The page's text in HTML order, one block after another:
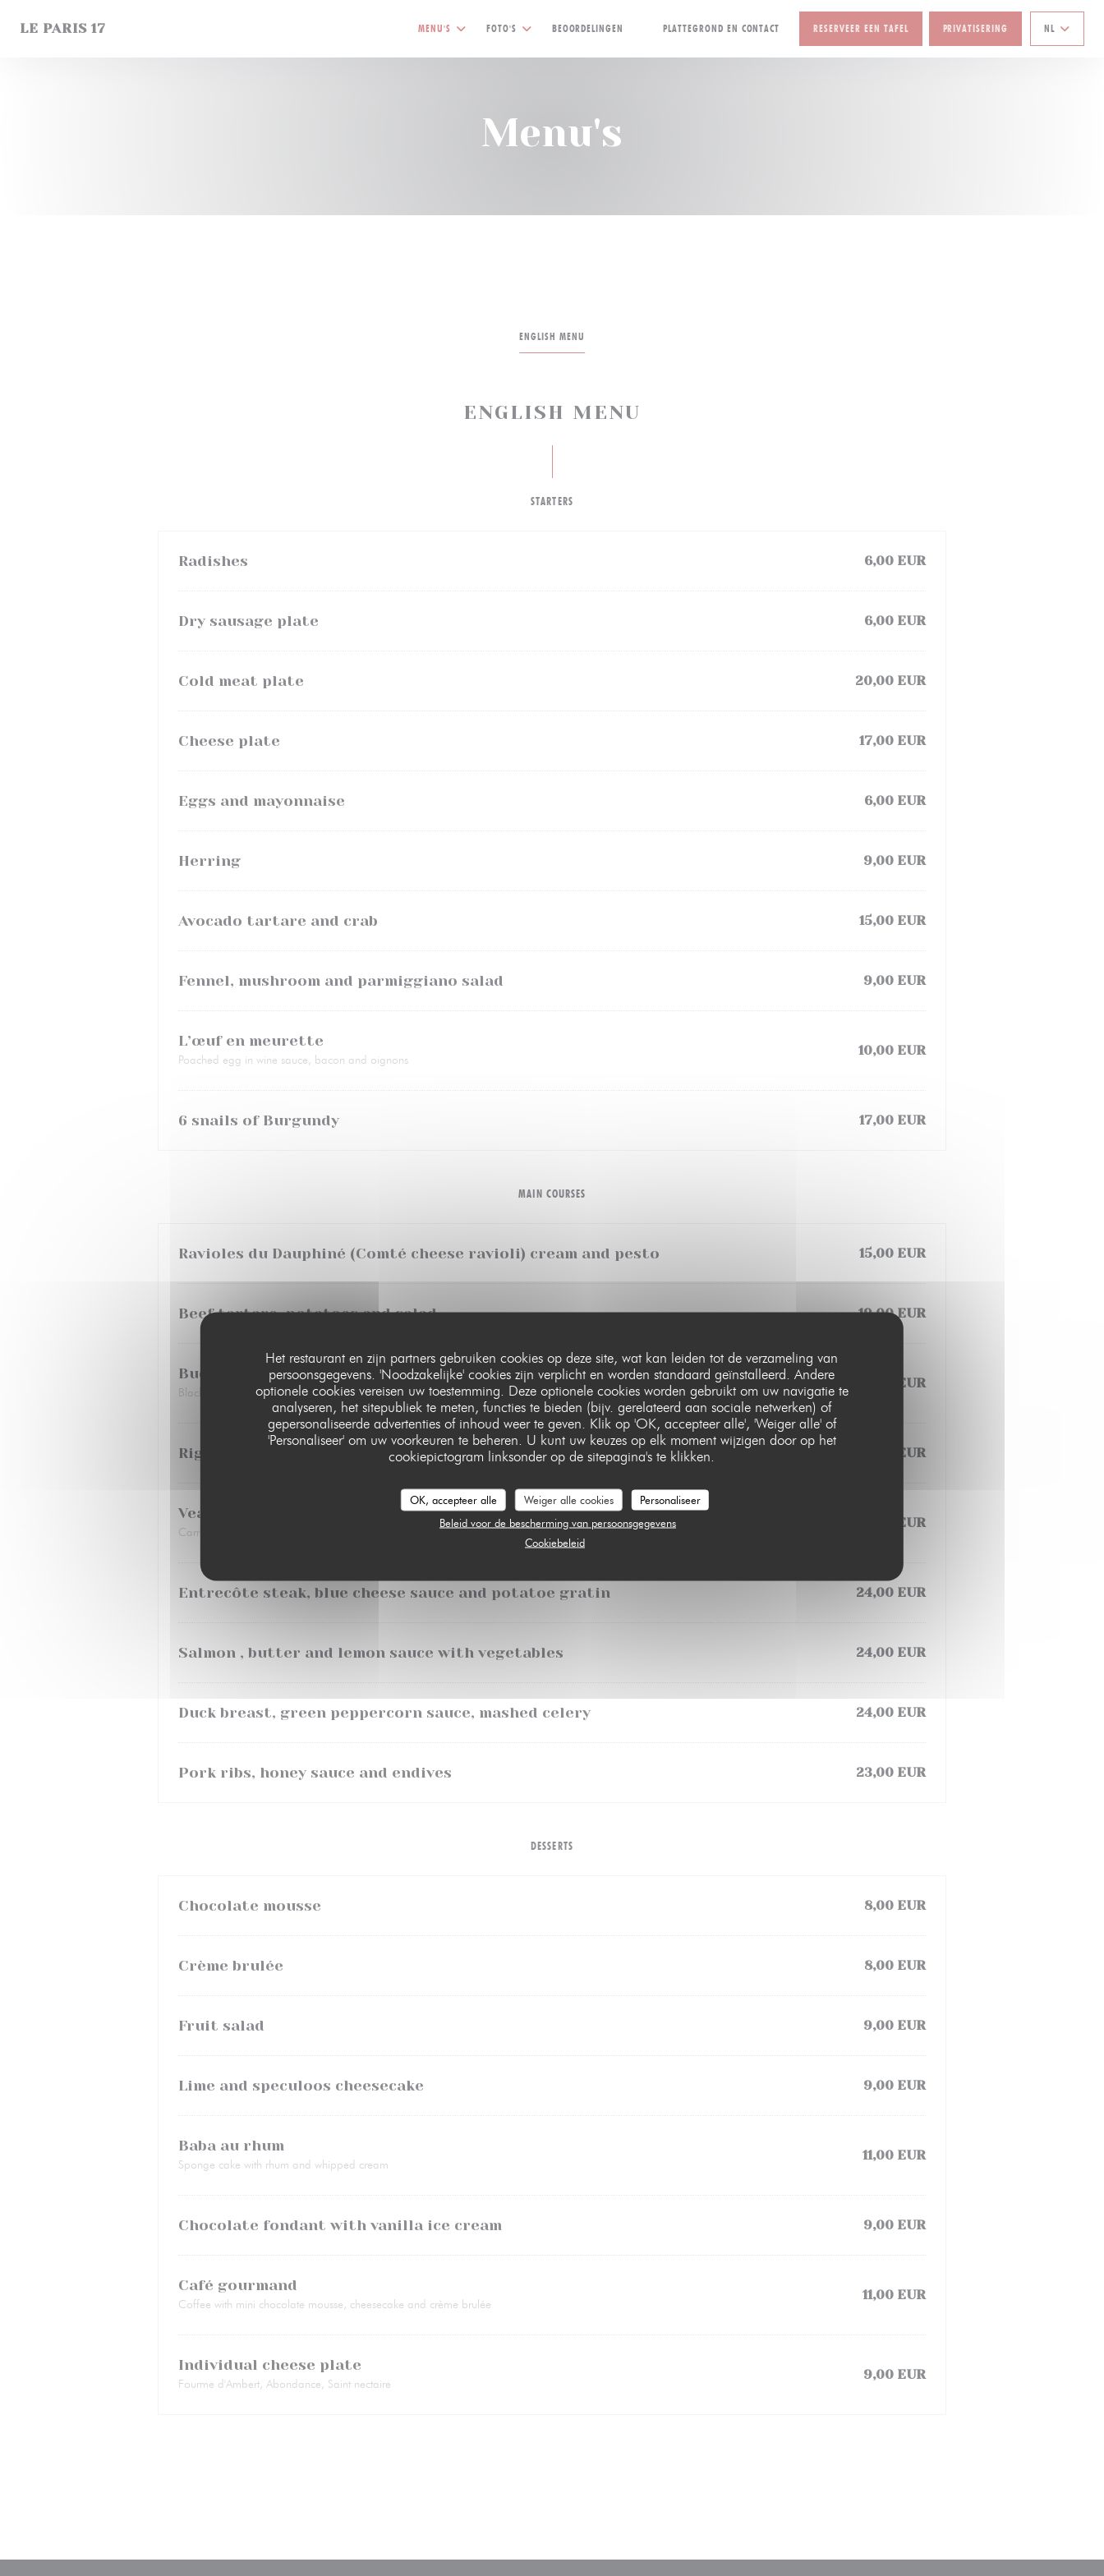
Het restaurant en zijn partners gebruiken cookies op deze site, wat kan leiden tot de verzameling van
persoonsgegevens. 'Noodzakelijke' cookies zijn verplicht en worden standaard geïnstalleerd. Andere
optionele cookies vereisen uw toestemming. Deze optionele cookies worden gebruikt om uw navigatie te
analyseren, het sitepubliek te meten, functies te bieden (bijv. gerelateerd aan sociale netwerken) of
gepersonaliseerde advertenties of inhoud weer te geven. Klik op 'OK, accepteer alle', 'Weiger alle' of
'Personaliseer' om uw voorkeuren te beheren. U kunt uw keuzes op elk moment wijzigen door op het
cookiepictogram linksonder op de sitepagina's te klikken.
OK, accepteer alle Weiger alle cookies
Personaliseer
Beleid voor de bescherming van persoonsgegevens
Cookiebeleid
LE PARIS 17 MENU'S FOTO'S BEOORDELINGEN PLATTEGROND EN CONTACT RESERVEER EEN TAFEL PRIVATISERING NL
Menu's
ENGLISH MENU
ENGLISH MENU
STARTERS
Radishes 6,00 EUR
Dry sausage plate 6,00 EUR
Cold meat plate 20,00 EUR
Cheese plate 17,00 EUR
Eggs and mayonnaise 6,00 EUR
Herring 9,00 EUR
Avocado tartare and crab 15,00 EUR
Fennel, mushroom and parmiggiano salad 9,00 EUR
L’œuf en meurette
Poached egg in wine sauce, bacon and oignons
10,00 EUR
6 snails of Burgundy 17,00 EUR
MAIN COURSES
Ravioles du Dauphiné (Comté cheese ravioli) cream and pesto 15,00 EUR
Beef tartare, potatoes and salad 19,00 EUR
Buddha Bowl
Black rice, avocado, spinach leaves, cucumber, blue radish, houmous, pine nuts, sweet potatoes, coliflower
19,00 EUR
Rigatoni pasta, cream and morels sauce 21,00 EUR
Veal liver and mashed potatoes
Carrots and potatoes
19,00 EUR
Entrecôte steak, blue cheese sauce and potatoe gratin 24,00 EUR
Salmon , butter and lemon sauce with vegetables 24,00 EUR
Duck breast, green peppercorn sauce, mashed celery 24,00 EUR
Pork ribs, honey sauce and endives 23,00 EUR
DESSERTS
Chocolate mousse 8,00 EUR
Crème brulée 8,00 EUR
Fruit salad 9,00 EUR
Lime and speculoos cheesecake 9,00 EUR
Baba au rhum
Sponge cake with rhum and whipped cream
11,00 EUR
Chocolate fondant with vanilla ice cream 9,00 EUR
Café gourmand
Coffee with mini chocolate mousse, cheesecake and crème brulée
11,00 EUR
Individual cheese plate
Fourme d'Ambert, Abondance, Saint nectaire
9,00 EUR
LE PARIS 17